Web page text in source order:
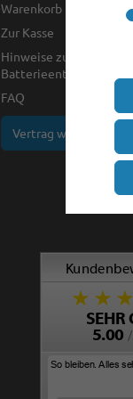
Warenkorb
Zur Kasse
Hinweise zur
Batterieentsorgung
FAQ
Vertrag widerrufen